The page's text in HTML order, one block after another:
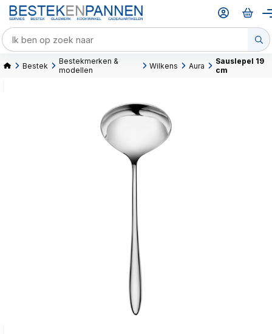
Bestek
Bestekmerken &
modellen
Wilkens Aura
Sauslepel 19
cm